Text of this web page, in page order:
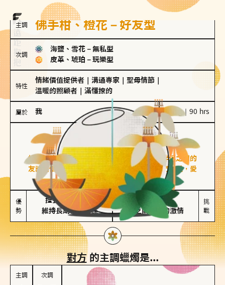
主調 佛手柑、橙花－好友型
次調
海鹽、雪花 － 無私型
皮革、琥珀 － 玩樂型
特性
情緒價值提供者 溝通專家 聖母情節
溫暖的照顧者
滿懂撩的
屬於 我 100 g｜90 hrs
好友型
佛手柑、橙花
好友型的人喜歡分享生活中的點滴，重視與伴侶之間的
友誼和信任，穩定感是重要的關鍵詞。對他們來說，愛
情是心靈深處的共鳴和理解。
優
勢
擅長聆聽與溝通
維持長期穩定關係
不喜歡變化
缺乏關係中的激情
挑
戰
對方的主調蠟燭是...
主調 次調